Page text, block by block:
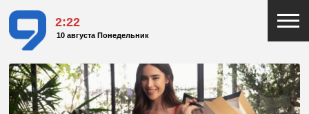
2:22
10 августа Понедельник